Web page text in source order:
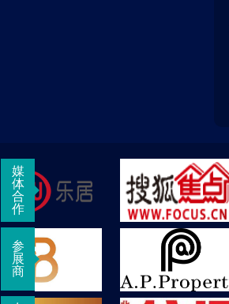
媒
体
合
作
参
展
商